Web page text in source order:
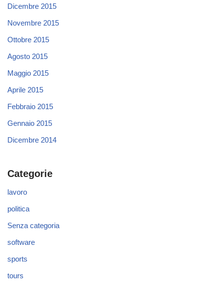
Dicembre 2015
Novembre 2015
Ottobre 2015
Agosto 2015
Maggio 2015
Aprile 2015
Febbraio 2015
Gennaio 2015
Dicembre 2014
Categorie
lavoro
politica
Senza categoria
software
sports
tours